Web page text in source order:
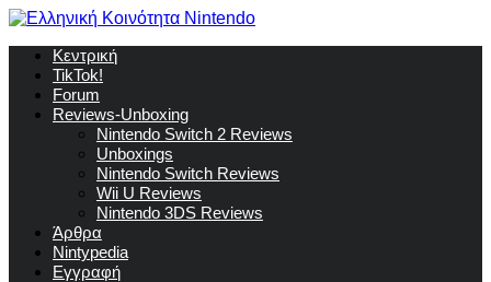
Κεντρική
TikTok!
Forum
Reviews-Unboxing
Nintendo Switch 2 Reviews
Unboxings
Nintendo Switch Reviews
Wii U Reviews
Nintendo 3DS Reviews
Άρθρα
Nintypedia
Εγγραφή